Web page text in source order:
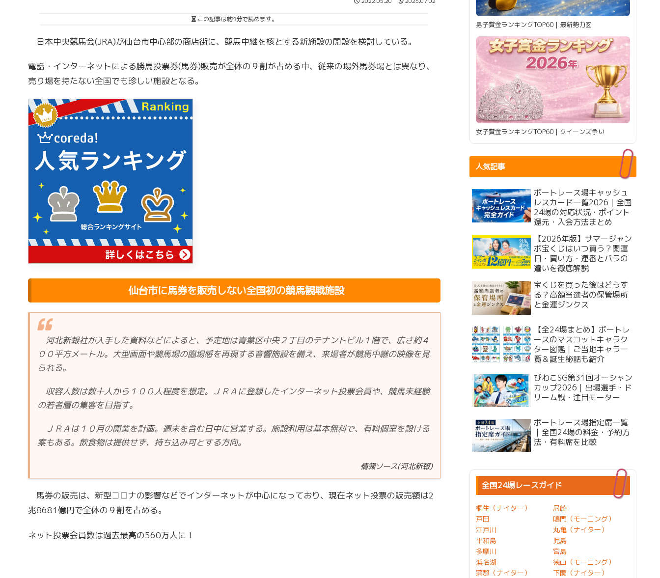
この記事は約1分で読めます。
日本中央競馬会(JRA)が仙台市中心部の商店街に、競馬中継を核とする新施設の開設を検討している。
電話・インターネットによる勝馬投票券(馬券)販売が全体の９割が占める中、従来の場外馬券場とは異なり、
売り場を持たない全国でも珍しい施設となる。
仙台市に馬券を販売しない全国初の競馬観戦施設
河北新報社が入手した資料などによると、予定地は青葉区中央２丁目のテナントビル１階で、広さ約４
００平方メートル。大型画面や競馬場の臨場感を再現する音響施設を備え、来場者が競馬中継の映像を見
られる。
収容人数は数十人から１００人程度を想定。ＪＲＡに登録したインターネット投票会員や、競馬未経験
の若者層の集客を目指す。
ＪＲＡは１０月の開業を計画。週末を含む日中に営業する。施設利用は基本無料で、有料個室を設ける
案もある。飲食物は提供せず、持ち込み可とする方向。
情報ソース(河北新報)
馬券の販売は、新型コロナの影響などでインターネットが中心になっており、現在ネット投票の販売額は2
兆8681億円で全体の９割を占める。
ネット投票会員数は過去最高の560万人に！
男子賞金ランキングTOP60｜最新勢力図
女子賞金ランキングTOP60｜クイーンズ争い
人気記事
ボートレース場キャッシュ
レスカード一覧2026｜全国
24場の対応状況・ポイント
還元・入会方法まとめ
【2026年版】サマージャン
ボ宝くじはいつ買う？開運
日・買い方・連番とバラの
違いを徹底解説
宝くじを買った後はどうす
る？高額当選者の保管場所
と金運ジンクス
【全24場まとめ】ボートレ
ースのマスコットキャラク
ター図鑑｜ご当地キャラ一
覧＆誕生秘話も紹介
びわこSG第31回オーシャン
カップ2026｜出場選手・ド
リーム戦・注目モーター
ボートレース場指定席一覧
｜全国24場の料金・予約方
法・有料席を比較
全国24場レースガイド
桐生（ナイター）
戸田
江戸川
平和島
多摩川
浜名湖
蒲郡（ナイター）
尼崎
鳴門（モーニング）
丸亀（ナイター）
児島
宮島
徳山（モーニング）
下関（ナイター）